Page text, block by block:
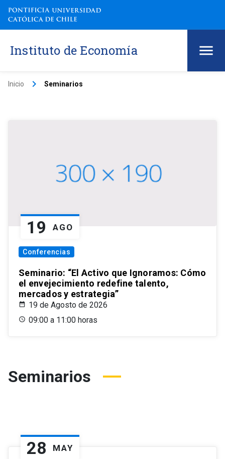
Instituto de Economía
Inicio keyboard_arrow_right Seminarios
19 AGO
Conferencias
Seminario: “El Activo que Ignoramos: Cómo
el envejecimiento redefine talento,
mercados y estrategia”
19 de Agosto de 2026
09:00 a 11:00 horas
Seminarios
28 MAY